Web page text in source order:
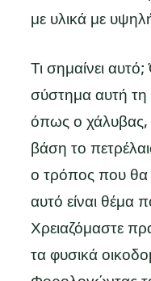
με υλικά με
Τι σημαίνει
σύστημα αυτή τη
όπως ο χάλυβας,
βάση το
ο τρόπος που θα
αυτό είναι θέμα
Χρειαζόμαστε
τα φυσικά